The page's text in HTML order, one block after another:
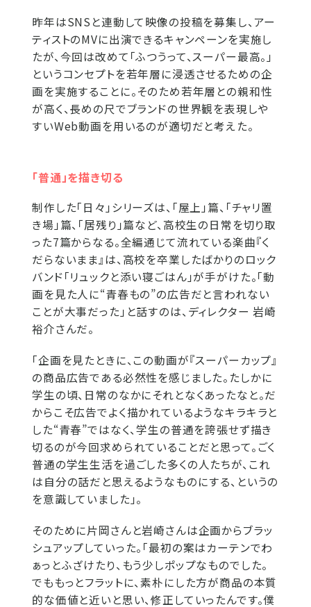
昨年はSNSと連動して映像の投稿を募集し、アー
ティストのMVに出演できるキャンペーンを実施し
たが、今回は改めて「ふつうって、スーパー最高。」
というコンセプトを若年層に浸透させるための企
画を実施することに。そのため若年層との親和性
が高く、長めの尺でブランドの世界観を表現しや
すいWeb動画を用いるのが適切だと考えた。
「普通」を描き切る
制作した「日々」シリーズは、「屋上」篇、「チャリ置
き場」篇、「居残り」篇など、高校生の日常を切り取
った7篇からなる。全編通じて流れている楽曲『く
だらないまま』は、高校を卒業したばかりのロック
バンド「リュックと添い寝ごはん」が手がけた。「動
画を見た人に“青春もの”の広告だと言われない
ことが大事だった」と話すのは、ディレクター 岩崎
裕介さんだ。
「企画を見たときに、この動画が『スーパーカップ』
の商品広告である必然性を感じました。たしかに
学生の頃、日常のなかにそれとなくあったなと。だ
からこそ広告でよく描かれているようなキラキラと
した“青春”ではなく、学生の普通を誇張せず描き
切るのが今回求められていることだと思って。ごく
普通の学生生活を過ごした多くの人たちが、これ
は自分の話だと思えるようなものにする、というの
を意識していました」。
そのために片岡さんと岩崎さんは企画からブラッ
シュアップしていった。「最初の案はカーテンでわ
ぁっとふざけたり、もう少しポップなものでした。
でももっとフラットに、素朴にした方が商品の本質
的な価値と近いと思い、修正していったんです。僕